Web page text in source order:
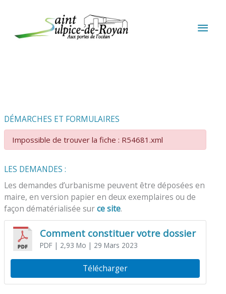
DÉMARCHES ET FORMULAIRES
Impossible de trouver la fiche : R54681.xml
LES DEMANDES :
Les demandes d’urbanisme peuvent être déposées en
maire, en version papier en deux exemplaires ou de
façon dématérialisée surce site.
Comment constituer votre dossier
PDF| 2,93 Mo | 29 Mars 2023
Télécharger